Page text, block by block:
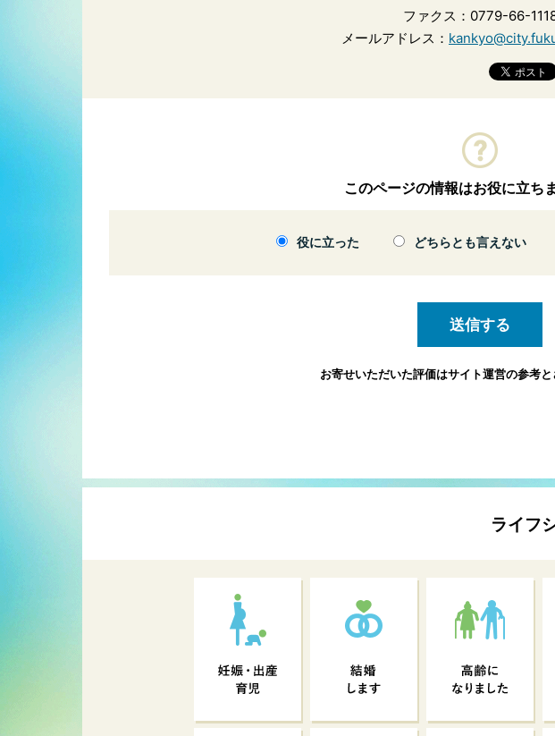
ファクス：0779-66-
メールアドレス：
このページの情報はお役に立ち
役に立った どちらとも言えない
お寄せいただいた評価はサイト運営の参考と
ライフ